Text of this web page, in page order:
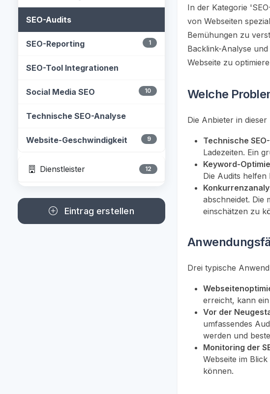
SEO-Audits
SEO-Reporting 1
SEO-Tool Integrationen
Social Media SEO 10
Technische SEO-Analyse
Website-Geschwindigkeit 9
Dienstleister 12
Eintrag erstellen
In der Kategorie
von Webseiten
Bemühungen zu
Backlink-Analyse
Webseite zu
Welche
Die Anbieter in
Technische
Ladezeiten. Ein
Keyword-
Die Audits
abschneidet. Die
einschätzen zu
Drei typische
erreicht, kann
Vor der
umfassendes
werden und
Monitoring der
Webseite im
können.